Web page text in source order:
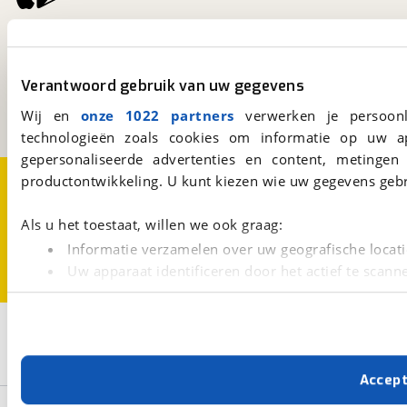
Verantwoord gebruik van uw gegevens
Wij en onze 1022 partners verwerken je
technologieën zoals cookies om informatie op
gepersonaliseerde advertenties en content,
productontwikkeling. U kunt kiezen wie uw gegevens
Als u het toestaat, willen we ook graag:
Informatie verzamelen over uw geografische
Uw apparaat identificeren door het actief te
Lees meer over hoe uw persoonlijke gegevens worden
Met cookies en vergelijkbare technieken zorgen we
cookies zorgen ervoor dat de website goed werkt.
Roetz Nieuw Tour+ Ladies
viaBOVAG.nl
3981 AJ Bunnik
BOVAG
Over viaBOVAG.nlDisclaimer- en Privacyverklaring
Cookievoorkeuren
Vacatures